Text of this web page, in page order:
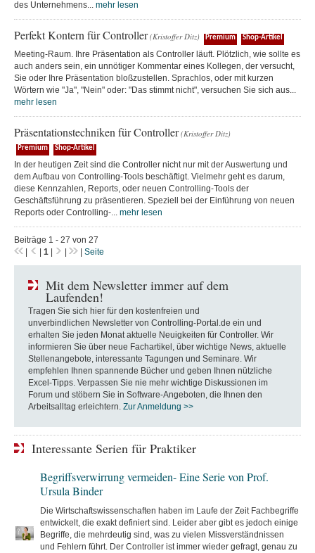
des Unternehmens... mehr lesen
Perfekt Kontern für Controller (Kristoffer Ditz) Premium Shop-Artikel
Meeting-Raum. Ihre Präsentation als Controller läuft. Plötzlich, wie sollte es
auch anders sein, ein unnötiger Kommentar eines Kollegen, der versucht,
Sie oder Ihre Präsentation bloßzustellen. Sprachlos, oder mit kurzen
Wörtern wie "Ja", "Nein" oder: "Das stimmt nicht", versuchen Sie sich aus...
mehr lesen
Präsentationstechniken für Controller (Kristoffer Ditz)
Premium Shop-Artikel
In der heutigen Zeit sind die Controller nicht nur mit der Auswertung und
dem Aufbau von Controlling-Tools beschäftigt. Vielmehr geht es darum,
diese Kennzahlen, Reports, oder neuen Controlling-Tools der
Geschäftsführung zu präsentieren. Speziell bei der Einführung von neuen
Reports oder Controlling-... mehr lesen
Beiträge 1 - 27 von 27
1 Seite
Mit dem Newsletter immer auf dem
Laufenden!
Tragen Sie sich hier für den kostenfreien und
unverbindlichen Newsletter von Controlling-Portal.de ein und
erhalten Sie jeden Monat aktuelle Neuigkeiten für Controller. Wir
informieren Sie über neue Fachartikel, über wichtige News, aktuelle
Stellenangebote, interessante Tagungen und Seminare. Wir
empfehlen Ihnen spannende Bücher und geben Ihnen nützliche
Excel-Tipps. Verpassen Sie nie mehr wichtige Diskussionen im
Forum und stöbern Sie in Software-Angeboten, die Ihnen den
Arbeitsalltag erleichtern. Zur Anmeldung >>
Interessante Serien für Praktiker
Begriffsverwirrung vermeiden- Eine Serie von Prof.
Ursula Binder
Die Wirtschaftswissenschaften haben im Laufe der Zeit Fachbegriffe
entwickelt, die exakt definiert sind. Leider aber gibt es jedoch einige
Begriffe, die mehrdeutig sind, was zu vielen Missverständnissen
und Fehlern führt. Der Controller ist immer wieder gefragt, genau zu